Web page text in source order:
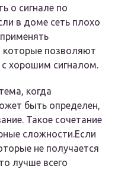
о сигнале по
в доме сеть плохо
которые позволяют
хорошим сигналом.
когда
быть определен,
Такое сочетание
сложности.Если
не получается
лучше всего